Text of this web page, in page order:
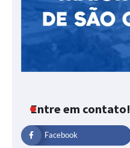
Entre em contato!
Facebook